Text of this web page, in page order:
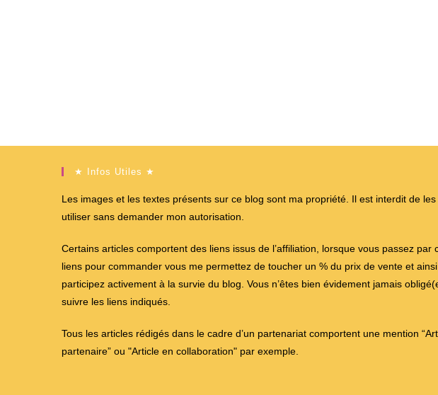
★ Infos Utiles ★
Les images et les textes présents sur ce blog sont ma propriété. Il est interdit de les
utiliser sans demander mon autorisation.
Certains articles comportent des liens issus de l’affiliation, lorsque vous passez par
liens pour commander vous me permettez de toucher un % du prix de vente et
participez activement à la survie du blog. Vous n’êtes bien évidement jamais
suivre les liens indiqués.
Tous les articles rédigés dans le cadre d’un partenariat comportent une mention
partenaire” ou "Article en collaboration" par exemple.